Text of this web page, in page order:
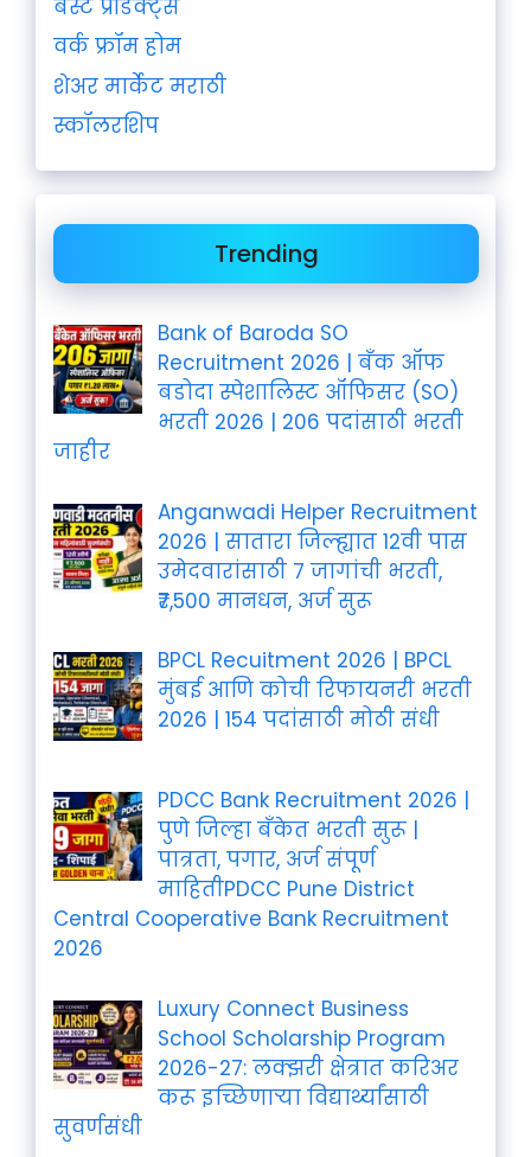
बेस्ट प्रॉडक्ट्स
वर्क फ्रॉम होम
शेअर मार्केट मराठी
स्कॉलरशिप
Trending
Bank of Baroda SO
Recruitment 2026 | बँक ऑफ
बडोदा स्पेशालिस्ट ऑफिसर (SO)
भरती 2026 | 206 पदांसाठी भरती
जाहीर
Anganwadi Helper Recruitment
2026 | सातारा जिल्ह्यात 12वी पास
उमेदवारांसाठी 7 जागांची भरती,
₹7,500 मानधन, अर्ज सुरू
BPCL Recuitment 2026 | BPCL
मुंबई आणि कोची रिफायनरी भरती
2026 | 154 पदांसाठी मोठी संधी
PDCC Bank Recruitment 2026 |
पुणे जिल्हा बँकेत भरती सुरू |
पात्रता, पगार, अर्ज संपूर्ण
माहितीPDCC Pune District
Central Cooperative Bank Recruitment
2026
Luxury Connect Business
School Scholarship Program
2026-27: लक्झरी क्षेत्रात करिअर
करू इच्छिणाऱ्या विद्यार्थ्यांसाठी
सुवर्णसंधी